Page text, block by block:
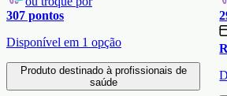
307 pontos
Disponível em 1 opção
Produto destinado à profissionais de
saúde